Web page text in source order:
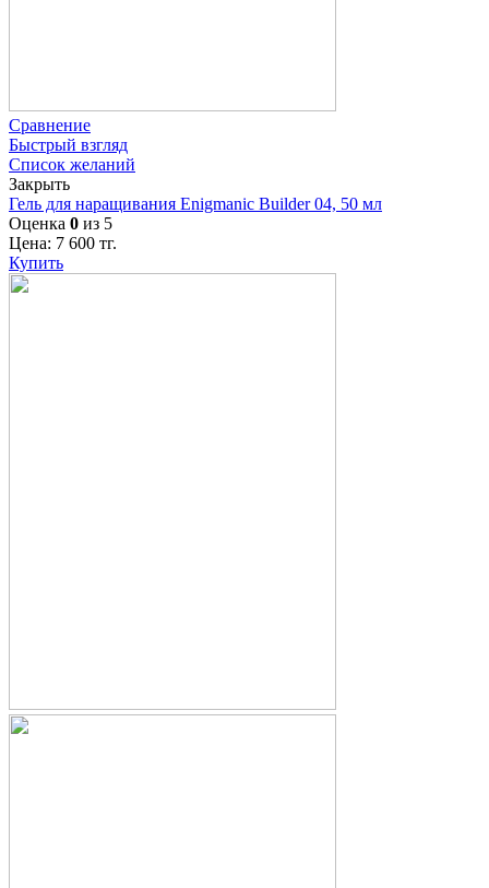
Сравнение
Быстрый взгляд
Список желаний
Закрыть
Гель для наращивания Enigmanic Builder 04, 50 мл
Оценка 0 из 5
Цена: 7 600 тг.
Купить